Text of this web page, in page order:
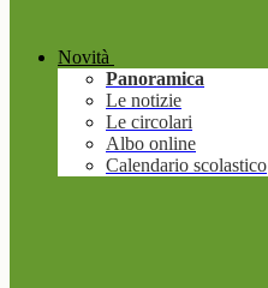
Novità
Panoramica
Le notizie
Le circolari
Albo online
Calendario scolastico